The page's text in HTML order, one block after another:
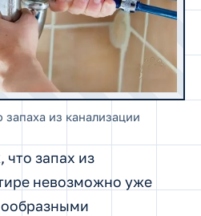
запаха из канализации
что запах из
невозможно уже